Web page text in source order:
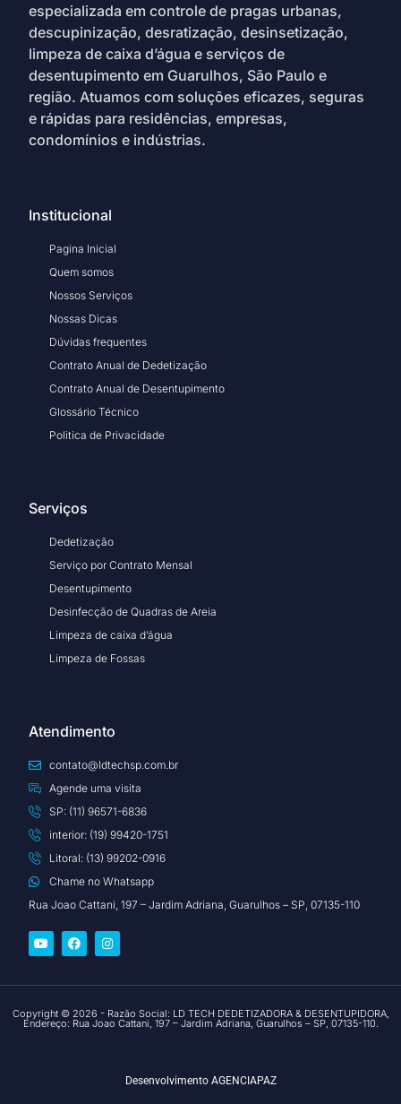
especializada em controle de pragas urbanas,
descupinização, desratização, desinsetização,
limpeza de caixa d’água e serviços de
desentupimento em Guarulhos, São Paulo e
região. Atuamos com soluções eficazes, seguras
e rápidas para residências, empresas,
condomínios e indústrias.
Institucional
Pagina Inicial
Quem somos
Nossos Serviços
Nossas Dicas
Dúvidas frequentes
Contrato Anual de Dedetização
Contrato Anual de Desentupimento
Glossário Técnico
Politica de Privacidade
Serviços
Dedetização
Serviço por Contrato Mensal
Desentupimento
Desinfecção de Quadras de Areia
Limpeza de caixa d’água
Limpeza de Fossas
Atendimento
contato@ldtechsp.com.br
Agende uma visita
SP: (11) 96571-6836
interior: (19) 99420-1751
Litoral: (13) 99202-0916
Chame no Whatsapp
Rua Joao Cattani, 197 – Jardim Adriana, Guarulhos – SP, 07135-110
Copyright © 2026 - Razão Social: LD TECH DEDETIZADORA & DESENTUPIDORA,
Endereço: Rua Joao Cattani, 197 – Jardim Adriana, Guarulhos – SP, 07135-110.
Desenvolvimento AGENCIAPAZ